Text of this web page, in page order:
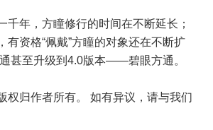
千年，方瞳修行的时间在不断延长；
有资格“佩戴”方瞳的对象还在不断扩
甚至升级到4.0版本——碧眼方通。
权归作者所有。 如有异议，请与我们